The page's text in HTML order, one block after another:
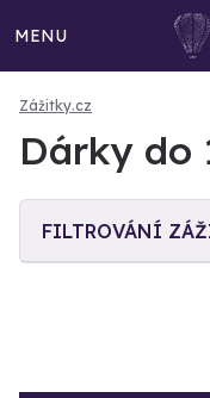
MENU
Zážitky.cz
Dárky do
FILTROVÁNÍ